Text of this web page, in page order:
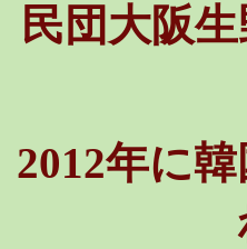
民団大阪
2012年に